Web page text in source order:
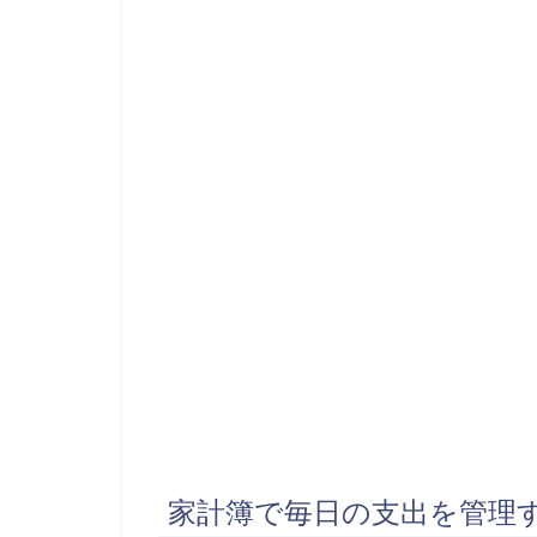
家計簿で毎日の支出を管理